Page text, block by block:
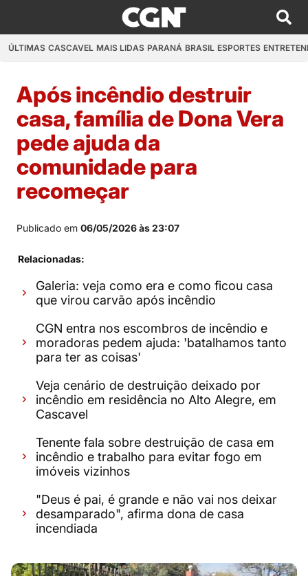
ÚLTIMAS CASCAVEL MAIS LIDAS PARANÁ BRASIL ESPORTES
Após incêndio destruir
casa, família de Dona Vera
pede ajuda da
comunidade para
recomeçar
Publicado em 06/05/2026 às 23:07
Relacionadas:
Galeria: veja como era e como ficou casa
que virou carvão após incêndio
CGN entra nos escombros de incêndio e
moradoras pedem ajuda: 'batalhamos tanto
para ter as coisas'
Veja cenário de destruição deixado por
incêndio em residência no Alto Alegre, em
Cascavel
Tenente fala sobre destruição de casa em
incêndio e trabalho para evitar fogo em
imóveis vizinhos
"Deus é pai, é grande e não vai nos deixar
desamparado", afirma dona de casa
incendiada